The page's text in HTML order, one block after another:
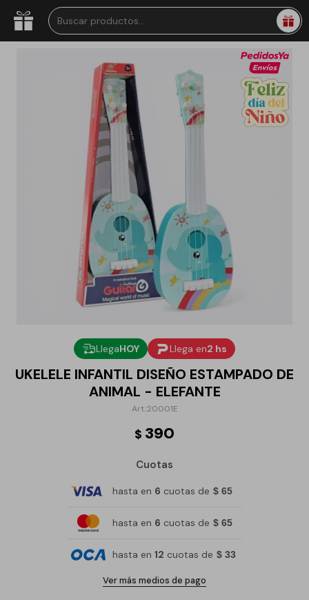
LlegaHOY Llega en2 hs
UKELELE INFANTIL DISEÑO ESTAMPADO DE
ANIMAL - ELEFANTE
20001E
$ 390
Cuotas
hasta en 6 cuotas de $ 65
hasta en 6 cuotas de $ 65
hasta en 12 cuotas de $ 33
Ver más medios de pago